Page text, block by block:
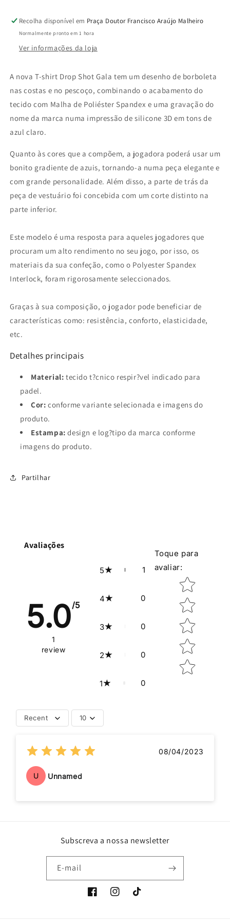
Recolha disponível em Praça Doutor Francisco Araújo Malheiro
Normalmente pronto em 1 hora
Ver informações da loja
A nova T-shirt Drop Shot Gala tem um desenho de borboleta
nas costas e no pescoço, combinando o acabamento do
tecido com Malha de Poliéster Spandex e uma gravação do
nome da marca numa impressão de silicone 3D em tons de
azul claro.
Quanto às cores que a compõem, a jogadora poderá usar um
bonito gradiente de azuis, tornando-a numa peça elegante e
com grande personalidade. Além disso, a parte de trás da
peça de vestuário foi concebida com um corte distinto na
parte inferior.
Este modelo é uma resposta para aqueles jogadores que
procuram um alto rendimento no seu jogo, por isso, os
materiais da sua confeção, como o Polyester Spandex
Interlock, foram rigorosamente seleccionados.
Graças à sua composição, o jogador pode beneficiar de
características como: resistência, conforto, elasticidade,
etc.
Detalhes principais
Material: tecido t?cnico respir?vel indicado para
padel.
Cor: conforme variante selecionada e imagens do
produto.
Estampa: design e log?tipo da marca conforme
imagens do produto.
Partilhar
Avaliações
5.0/5
1
review
5 1
4 0
3 0
2 0
1 0
Toque para
avaliar:
Recent 10
08/04/2023
U Unnamed
Subscreva a nossa newsletter
E-mail
FacebookInstagramTikTok